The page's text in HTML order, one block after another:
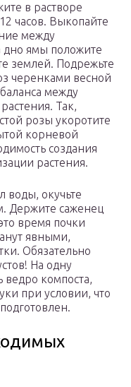
в растворе
часов. Выкопайте
между
дно ямы положите
землей. Подрежьте
черенками весной
между
Так,
розы укоротите
корневой
создания
растения.
воды, окучьте
Держите саженец
время почки
явными,
Обязательно
На одну
ведро компоста,
при условии, что